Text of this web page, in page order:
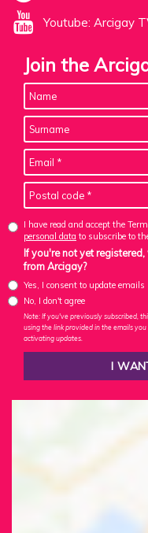
Youtube: Arcigay
Join the
I have read and accept the
personal data to subscribe to
If you're not yet
from Arcigay?
Yes, I consent to update emails
No, I don't agree
Note: If you've previously subscribed,
using the link provided in the emails
activating updates.